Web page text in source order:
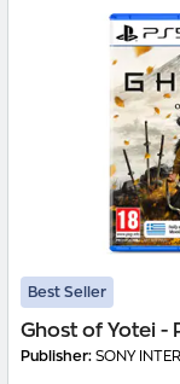
Best Seller
Ghost of Yotei -
Publisher:SONY